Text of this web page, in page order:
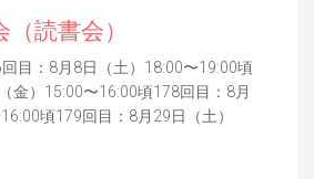
読書会）
回目：8月8日（土）18:00〜19:00頃
金）15:00〜16:00頃178回目：8月
頃179回目：8月29日（土）